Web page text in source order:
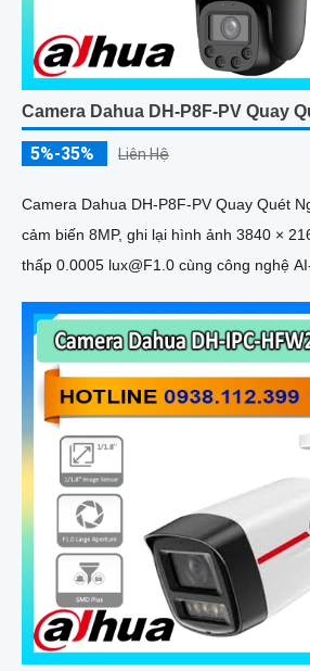
Camera Dahua DH-P8F-PV Quay
5%-35% Liên Hệ
Camera Dahua DH-P8F-PV Quay Quét
cảm biến 8MP, ghi lại hình ảnh 3840 × 2160. Độ nhạy sáng
thấp 0.0005 lux@F1.0 cùng công nghệ